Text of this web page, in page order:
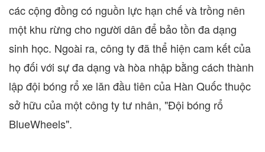
các cộng đồng có nguồn lực hạn chế và trồng nên
một khu rừng cho người dân để bảo tồn đa dạng
sinh học. Ngoài ra, công ty đã thể hiện cam kết của
họ đối với sự đa dạng và hòa nhập bằng cách thành
lập đội bóng rổ xe lăn đầu tiên của Hàn Quốc thuộc
sở hữu của một công ty tư nhân, "Đội bóng rổ
BlueWheels".